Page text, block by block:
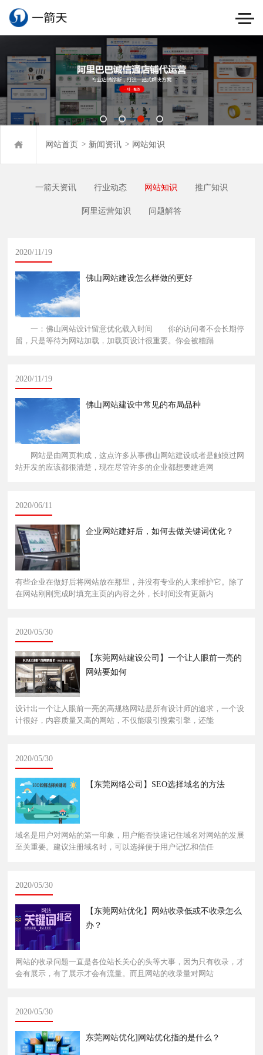
网站首页 > 新闻资讯 > 网站知识
一箭天资讯 行业动态 网站知识 推广知识
阿里运营知识 问题解答
2020/11/19
佛山网站建设怎么样做的更好
一：佛山网站设计留意优化载入时间 你的访问者不会长期停
留，只是等待为网站加载，加载页设计很重要。你会被糟蹋
2020/11/19
佛山网站建设中常见的布局品种
网站是由网页构成，这点许多从事佛山网站建设或者是触摸过网
站开发的应该都很清楚，现在尽管许多的企业都想要建造网
2020/06/11
企业网站建好后，如何去做关键词优化？
有些企业在做好后将网站放在那里，并没有专业的人来维护它。除了
在网站刚刚完成时填充主页的内容之外，长时间没有更新内
2020/05/30
【东莞网站建设公司】一个让人眼前一亮的
网站要如何
设计出一个让人眼前一亮的高规格网站是所有设计师的追求，一个设
计很好，内容质量又高的网站，不仅能吸引搜索引擎，还能
2020/05/30
【东莞网络公司】SEO选择域名的方法
域名是用户对网站的第一印象，用户能否快速记住域名对网站的发展
至关重要。建议注册域名时，可以选择便于用户记忆和信任
2020/05/30
【东莞网站优化】网站收录低或不收录怎么
办？
网站的收录问题一直是各位站长关心的头等大事，因为只有收录，才
会有展示，有了展示才会有流量。而且网站的收录量对网站
2020/05/30
东莞网站优化]网站优化指的是什么？